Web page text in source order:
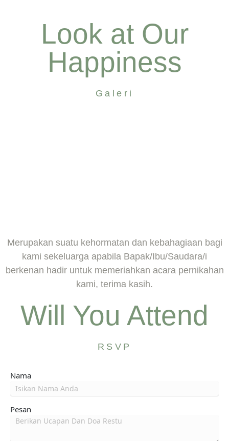
Look at Our
Happiness
Galeri
Merupakan suatu kehormatan dan kebahagiaan bagi
kami sekeluarga apabila Bapak/Ibu/Saudara/i
berkenan hadir untuk memeriahkan acara pernikahan
kami, terima kasih.
Will You Attend
RSVP
Nama
Pesan